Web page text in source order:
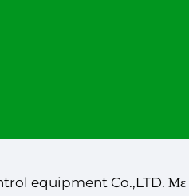
equipment Co.,LTD. Με